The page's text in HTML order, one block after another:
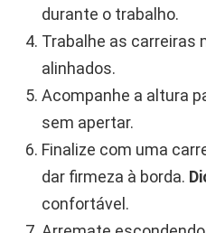
durante o trabalho.
Trabalhe as carreiras
alinhados.
Acompanhe a altura
sem apertar.
Finalize com uma
dar firmeza à borda.
confortável.